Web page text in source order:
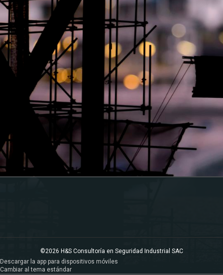
©2026 H&S Consultoría en Seguridad Industrial SAC
Descargar la app para dispositivos móviles
Cambiar al tema estándar